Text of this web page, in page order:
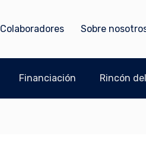
Colaboradores Sobre
Financiación Rincón